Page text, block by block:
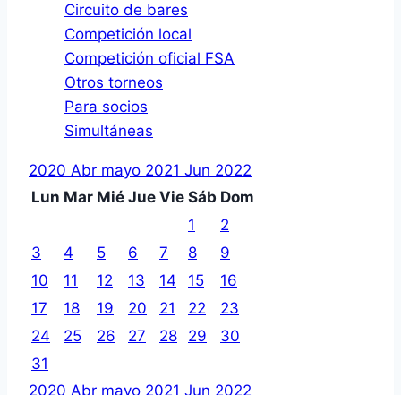
Circuito de bares
Competición local
Competición oficial FSA
Otros torneos
Para socios
Simultáneas
2020 Abr mayo 2021 Jun 2022
Lun Mar Mié Jue Vie Sáb Dom
1
2
3
4 5 6 7 8
9
10
11 12 13 14 15
16
17
18 19 20 21 22
23
24
25 26 27 28 29
30
31
2020 Abr mayo 2021 Jun 2022